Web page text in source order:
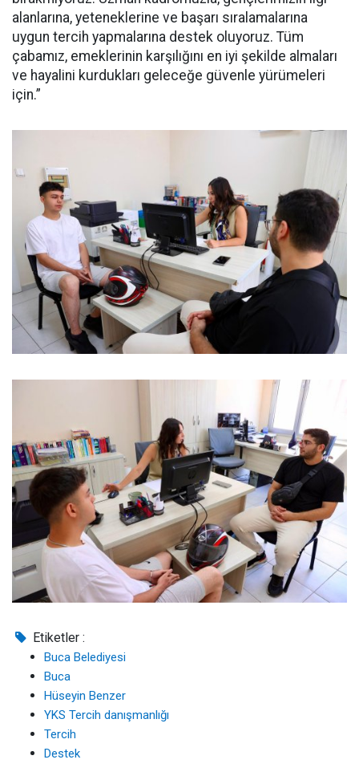
alanlarına, yeteneklerine ve başarı sıralamalarına
uygun tercih yapmalarına destek oluyoruz. Tüm
çabamız, emeklerinin karşılığını en iyi şekilde almaları
ve hayalini kurdukları geleceğe güvenle yürümeleri
için.”
Etiketler :
Buca Belediyesi
Buca
Hüseyin Benzer
YKS Tercih danışmanlığı
Tercih
Destek